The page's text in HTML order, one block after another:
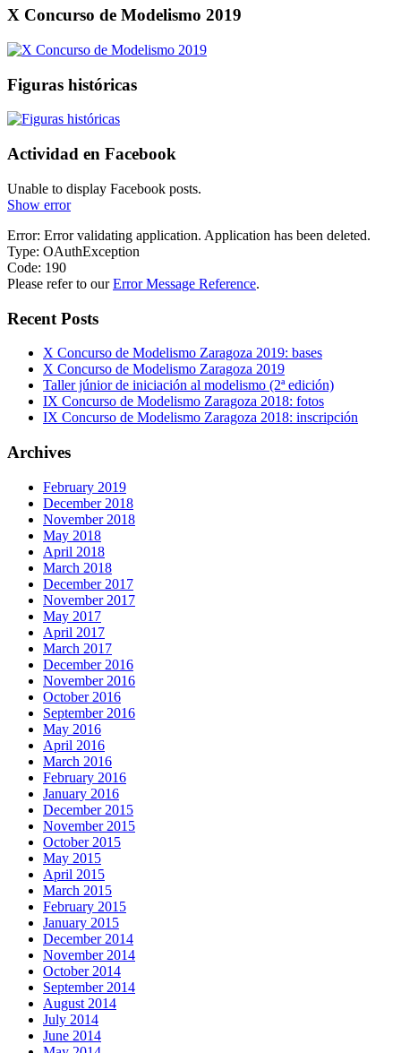
X Concurso de Modelismo 2019
Figuras históricas
Actividad en Facebook
Unable to display Facebook posts.
Show error
Error: Error validating application. Application has been deleted.
Type: OAuthException
Code: 190
Please refer to ourError Message Reference.
Recent Posts
X Concurso de Modelismo Zaragoza 2019: bases
X Concurso de Modelismo Zaragoza 2019
Taller júnior de iniciación al modelismo (2ª edición)
IX Concurso de Modelismo Zaragoza 2018: fotos
IX Concurso de Modelismo Zaragoza 2018: inscripción
Archives
February 2019
December 2018
November 2018
May 2018
April 2018
March 2018
December 2017
November 2017
May 2017
April 2017
March 2017
December 2016
November 2016
October 2016
September 2016
May 2016
April 2016
March 2016
February 2016
January 2016
December 2015
November 2015
October 2015
May 2015
April 2015
March 2015
February 2015
January 2015
December 2014
November 2014
October 2014
September 2014
August 2014
July 2014
June 2014